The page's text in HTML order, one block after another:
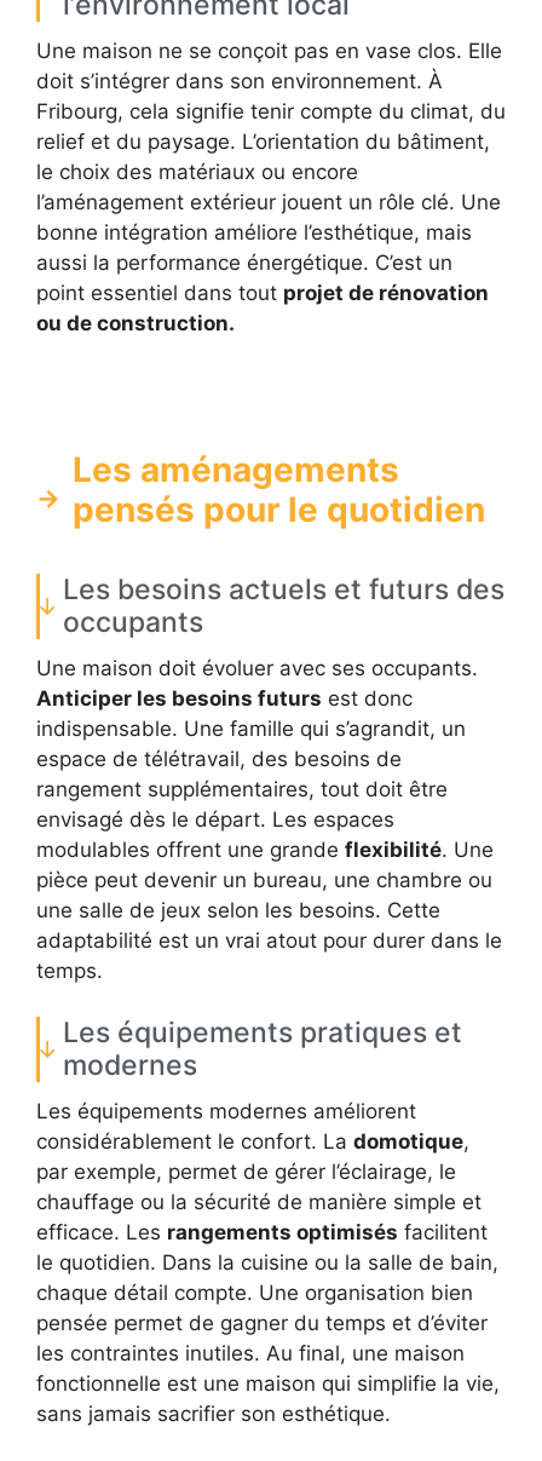
Une maison ne se conçoit pas en vase clos. Elle
doit s’intégrer dans son environnement. À
Fribourg, cela signifie tenir compte du climat, du
relief et du paysage. L’orientation du bâtiment,
le choix des matériaux ou encore
l’aménagement extérieur jouent un rôle clé. Une
bonne intégration améliore l’esthétique, mais
aussi la performance énergétique. C’est un
point essentiel dans tout projet de rénovation
ou de construction.
Les aménagements
pensés pour le quotidien
Les besoins actuels et futurs des
occupants
Une maison doit évoluer avec ses occupants.
Anticiper les besoins futurs est donc
indispensable. Une famille qui s’agrandit, un
espace de télétravail, des besoins de
rangement supplémentaires, tout doit être
envisagé dès le départ. Les espaces
modulables offrent une grande flexibilité. Une
pièce peut devenir un bureau, une chambre ou
une salle de jeux selon les besoins. Cette
adaptabilité est un vrai atout pour durer dans le
temps.
Les équipements pratiques et
modernes
Les équipements modernes améliorent
considérablement le confort. La domotique,
par exemple, permet de gérer l’éclairage, le
chauffage ou la sécurité de manière simple et
efficace. Les rangements optimisés facilitent
le quotidien. Dans la cuisine ou la salle de bain,
chaque détail compte. Une organisation bien
pensée permet de gagner du temps et d’éviter
les contraintes inutiles. Au final, une maison
fonctionnelle est une maison qui simplifie la vie,
sans jamais sacrifier son esthétique.